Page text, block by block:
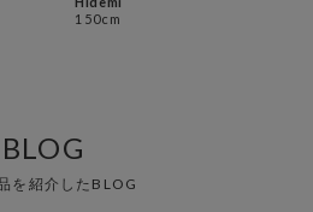
150cm
BLOG
を紹介したBLOG